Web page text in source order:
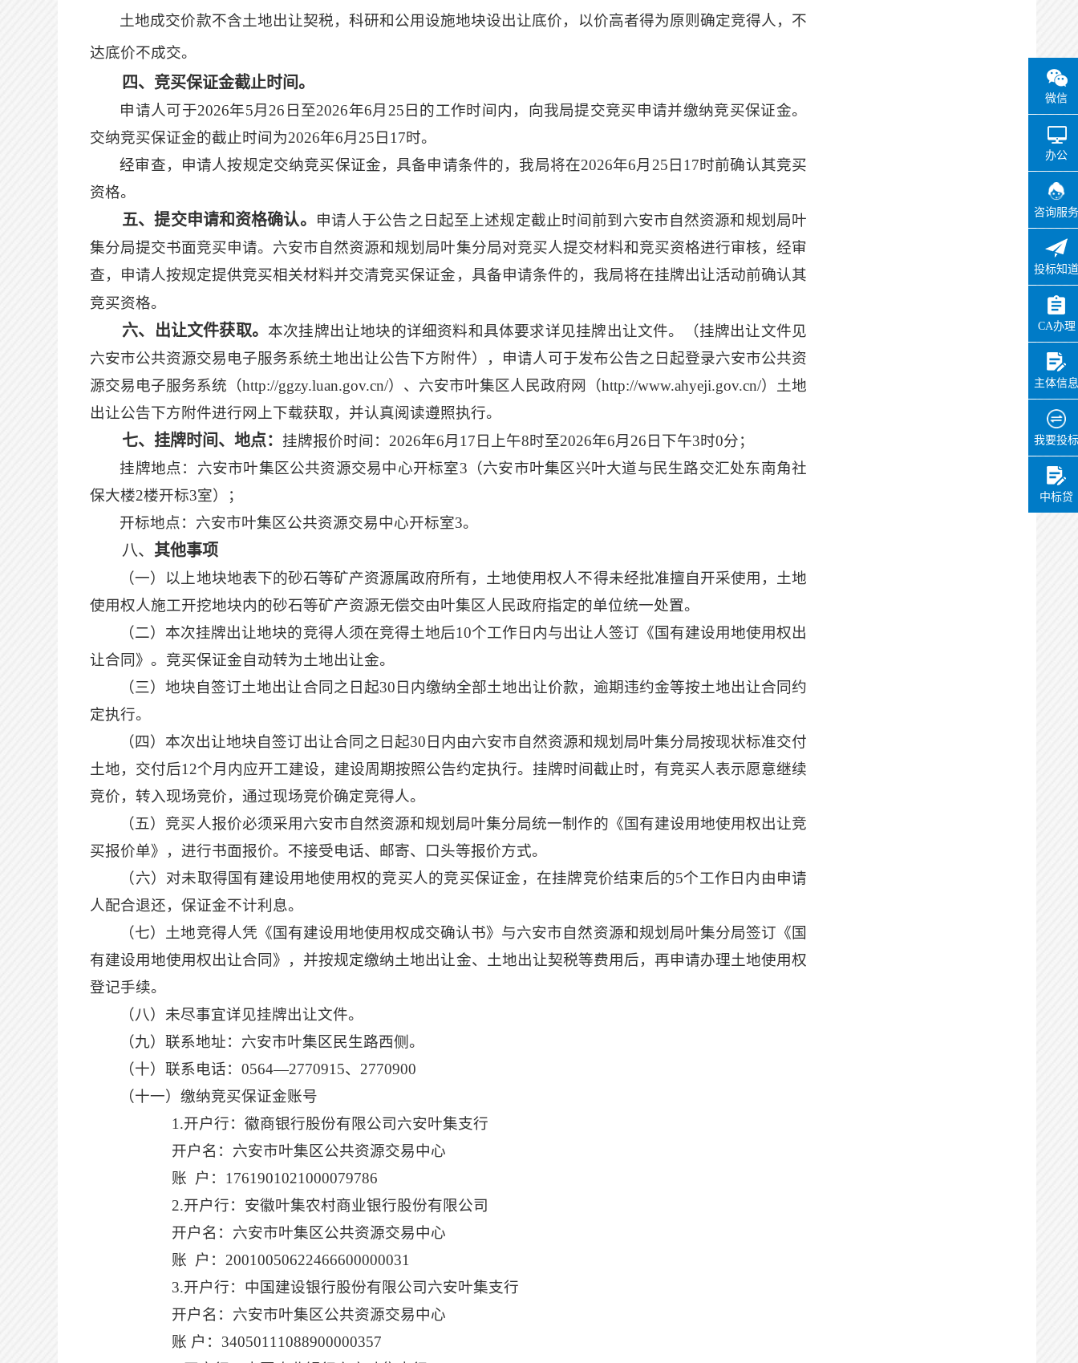
微信
办公
咨询服务
投标知道
CA办理
主体信息
我要投标
中标贷
土地成交价款不含土地出让契税， 科研和公用设施地块设出让底价，以价高者得为原则确定竞得人 ， 不
达底价不成交。
四、竞买保证金截止时间。
申请人可于2026年5月 26 日至2026年6月 25 日的工作时间内，向我局提交竞买申请并缴纳竞买保证金。
交纳竞买保证金的截止时间为2026年6月 25 日 17时。
经审查，申请人按规定交纳竞买保证金，具备申请条件的，我局将在2026年6月 25 日 17时前确认其竞买
资格。
五、提交申请和资格确认。 申请人于公告之日起至上述规定截止时间前到 六安市自然资源和规划局叶
集分局提交书面竞买申请。六安市自然资源和规划局叶集分局对竞买人提交材料和竞买资格进行审核，经审
查，申请人按规定提供竞买相关材料并交清竞买保证金，具备申请条件的，我局将在挂牌出让活动前确认其
竞买资格。
六、出让文件获取。 本次挂牌出让地块的详细资料和具体要求详见挂牌出让文件。（挂牌出让文件见
六安市公共资源交易电子服务系统土地出让公告下方附件），申请人可于发布公告之日起登录六安市公共资
源交易电子服务系统（http://ggzy.luan.gov.cn/）、六安市叶集区人民政府网（http://www.ahyeji.gov.cn/）土地
出让公告下方附件进行网上下载获取，并认真阅读遵照执行。
七、挂牌时间、地点：挂牌报价时间： 2026年6月 17 日上午8时至2026年6月 26 日 下午3时0分；
挂牌地点：六安市叶集区公共资源交易中心开标室3（六安市叶集区兴叶大道与民生路交汇处东南角社
保大楼2楼开标3室）；
开标地点： 六安市叶集区公共资源交易中心开标室3。
八、 其他事项
（一）以上地块地表下的砂石等矿产资源属政府所有，土地使用权人不得未经批准擅自开采使用，土地
使用权人施工开挖地块内的砂石等矿产资源无偿交由叶集区人民政府指定的单位统一处置。
（二）本次挂牌出让地块的竞得人须在竞得土地后10个工作 日内与出让人签订《国有建设用地使用权出
让合同》 。 竞买保证金自动转为土地出让金。
（三）地块自签订土地出让合同之日起30 日 内缴纳全部土地出让价款， 逾期违约金等按土地出让合同约
定执行。
（四）本次出让地块自签订出让合同之日起30日内由六安市自然资源和规划局叶集分局按现状标准交付
土地，交付后12个月 内应开工建设， 建设周期按照公告约定执行。挂牌时间截止时，有竞买人表示愿意继续
竞价，转入现场竞价，通过现场竞价确定竞得人。
（五）竞买人报价必须采用六安市自然资源和规划局叶集分局统一制作的《国有建设用地使用权出让竞
买报价单》，进行书面报价。不接受电话、邮寄、口头等报价方式。
（六）对未取得国有建设用地使用权的竞买人的竞买保证金，在挂牌竞价结束后的5个工作日内由申请
人配合退还，保证金不计利息。
（七）土地竞得人凭《国有建设用地使用权成交确认书》与六安市自然资源和规划局叶集分局签订《国
有建设用地使用权出让合同》，并按规定缴纳土地出让金、土地出让契税等费用后，再申请办理土地使用权
登记手续。
（八）未尽事宜详见挂牌出让文件。
（九）联系地址：六安市叶集区民生路西侧。
（十）联系电话： 0564—2770915、2770900
（十一）缴纳竞买保证金账号
1.开户行：徽商银行股份有限公司六安叶集支行
开户名：六安市叶集区公共资源交易中心
账
户： 1761901021000079786
2.开户行：安徽叶集农村商业银行股份有限公司
开户名：六安市叶集区公共资源交易中心
账
户： 20010050622466600000031
3.开户行：中国建设银行股份有限公司六安叶集支行
开户名：六安市叶集区公共资源交易中心
账 户： 34050111088900000357